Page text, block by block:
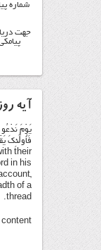
شماره
جهت
آیه
يَوْمَ نَدْعُو
فَأُولَٰئِكَ
their
in his
of a
thread.